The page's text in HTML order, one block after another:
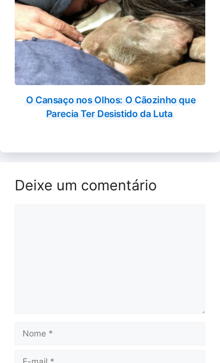
O Cansaço nos Olhos: O Cãozinho que
Parecia Ter Desistido da Luta
Deixe um comentário
Nome